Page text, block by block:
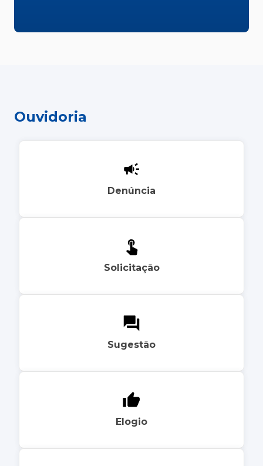
Ouvidoria
Denúncia
Solicitação
Sugestão
Elogio